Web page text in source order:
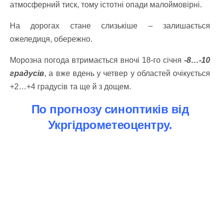
атмосферний тиск, тому істотні опади малоймовірні.
На дорогах стане слизькіше – залишається
ожеледиця, обережно.
Морозна погода втримається вночі 18-го січня -8…-10
градусів, а вже вдень у четвер у областей очікується
+2…+4 градусів та ще й з дощем.
По прогнозу синоптиків від
Укргідрометеоцентру.